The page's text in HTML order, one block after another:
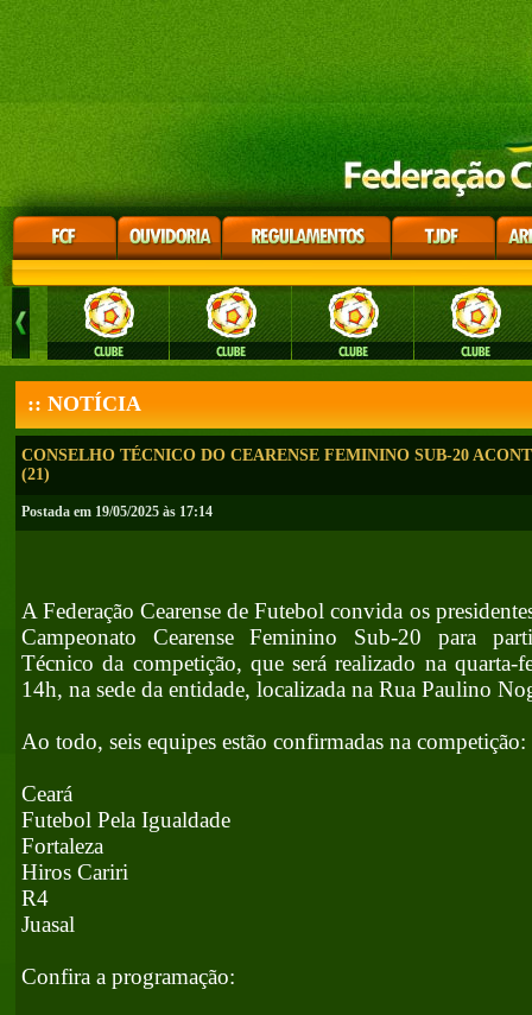
:: NOTÍCIA
CONSELHO TÉCNICO DO CEARENSE FEMININO SUB-20
(21)
Postada em 19/05/2025 às 17:14
A Federação Cearense de Futebol convida os
Campeonato Cearense Feminino Sub-20 para
Técnico da competição, que será realizado na
14h, na sede da entidade, localizada na Rua Paulino
Ao todo, seis equipes estão confirmadas na competição:
Ceará
Futebol Pela Igualdade
Fortaleza
Hiros Cariri
R4
Juasal
Confira a programação: